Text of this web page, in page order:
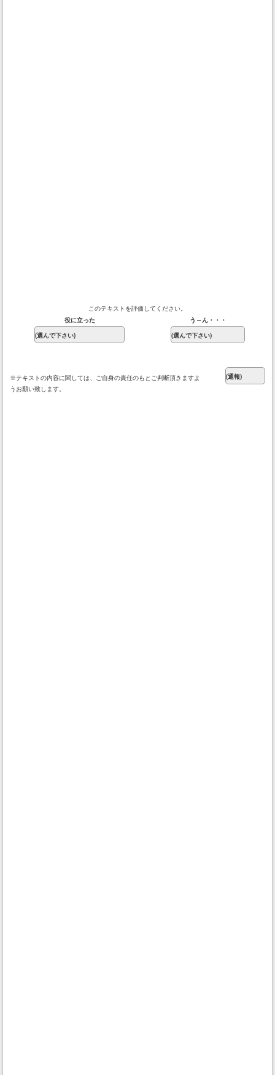
このテキストを評価してください。
役に立った
う～ん・・・
※テキストの内容に関しては、ご自身の責任のもとご判断頂きますよ
うお願い致します。